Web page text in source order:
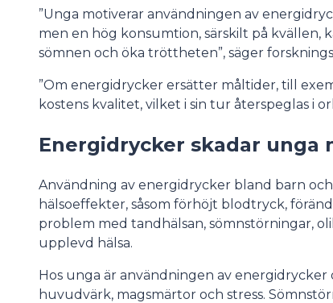
”Unga motiverar användningen av
men en hög konsumtion, särskilt på kvällen,
sömnen och öka tröttheten”, säger
”Om energidrycker ersätter måltider, till
kostens kvalitet, vilket i sin tur återspeglas i
Energidrycker skadar unga
Användning av energidrycker bland barn
hälsoeffekter, såsom förhöjt blodtryck,
problem med tandhälsan, sömnstörningar,
upplevd hälsa.
Hos unga är användningen av
huvudvärk, magsmärtor och stress.